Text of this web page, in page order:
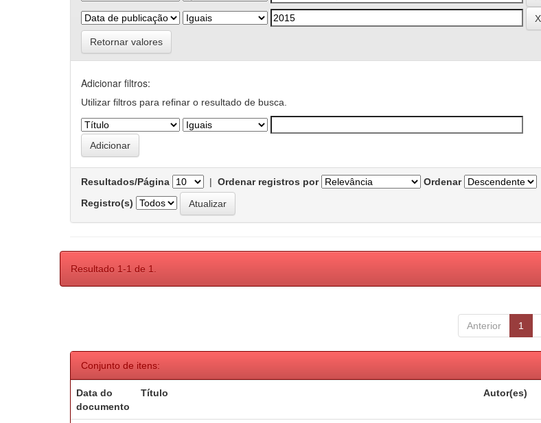
Retornar valores
Adicionar filtros:
Utilizar filtros para refinar o resultado de busca.
Resultados/Página | Ordenar registros por
Ordenar
Registro(s)
Resultado 1-1 de 1.
Anterior 1
Conjunto de itens:
Data do
documento
Título Autor(es)